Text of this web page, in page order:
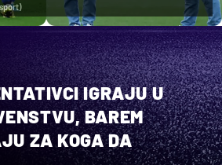
IGRAJU U
BAREM
ZA KOGA DA